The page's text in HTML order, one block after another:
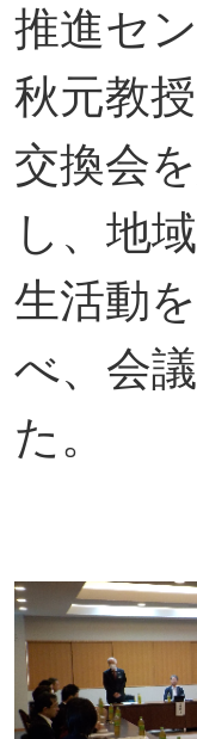
推進セ
秋元教
交換会
し、地
生活動
べ、会
た。